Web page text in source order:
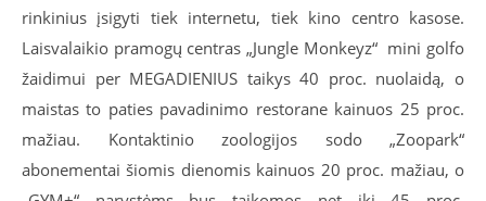
rinkinius įsigyti tiek internetu, tiek kino centro kasose.
Laisvalaikio pramogų centras „Jungle Monkeyz“ mini golfo
žaidimui per MEGADIENIUS taikys 40 proc. nuolaidą, o
maistas to paties pavadinimo restorane kainuos 25 proc.
mažiau. Kontaktinio zoologijos sodo „Zoopark“
abonementai šiomis dienomis kainuos 20 proc. mažiau, o